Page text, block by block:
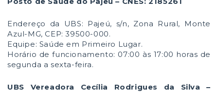
Endereço da UBS: Pajeú, s/n, Zona Rural, Monte
Azul-MG, CEP: 39500-000.
Equipe: Saúde em Primeiro Lugar.
Horário de funcionamento: 07:00 às 17:00 horas de
segunda a sexta-feira.
UBS Vereadora Cecília Rodrigues da Silva –